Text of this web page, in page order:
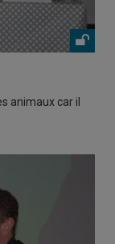
animaux car il